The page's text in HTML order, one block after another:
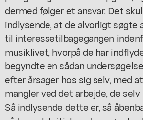
dermed følger et ansvar. Det
indlysende, at de alvorligt søgte
til interessetilbagegangen
musiklivet, hvorpå de har
begyndte en sådan
efter årsager hos sig selv, med
mangler ved det arbejde, de
Så indlysende dette er, så